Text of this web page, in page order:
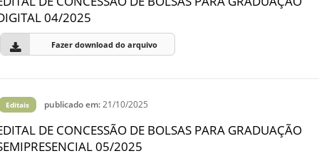
04/2025
Fazer download do arquivo
Editais publicado em:21/10/2025
DE CONCESSÃO DE BOLSAS PARA GRADUAÇÃO
05/2025